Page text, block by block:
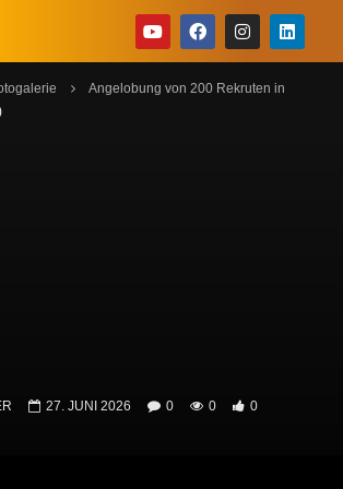
Angelobung von 200 Rekruten in
27. JUNI 2026 0 0 0